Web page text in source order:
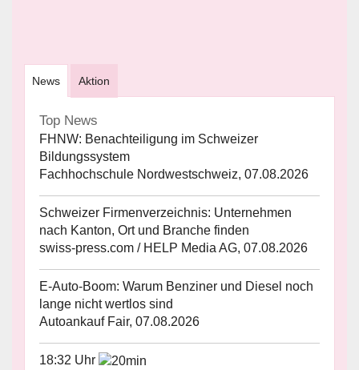
News Aktion
Top News
FHNW: Benachteiligung im Schweizer
Bildungssystem
Fachhochschule Nordwestschweiz, 07.08.2026
Schweizer Firmenverzeichnis: Unternehmen
nach Kanton, Ort und Branche finden
swiss-press.com / HELP Media AG, 07.08.2026
E-Auto-Boom: Warum Benziner und Diesel noch
lange nicht wertlos sind
Autoankauf Fair, 07.08.2026
18:32 Uhr